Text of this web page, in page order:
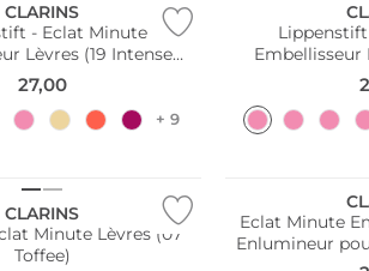
CLARINS
- Eclat Minute
Lèvres (19 Intense
Rose)
27,00
+ 9
Embellisseur
CLARINS
Minute Lèvres (07
Toffee)
Eclat Minute
Enlumineur
lèvres (02